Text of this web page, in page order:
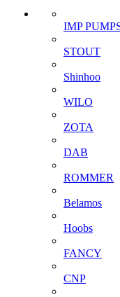
IMP
STOUT
Shinhoo
WILO
ZOTA
DAB
ROMMER
Belamos
Hoobs
FANCY
CNP